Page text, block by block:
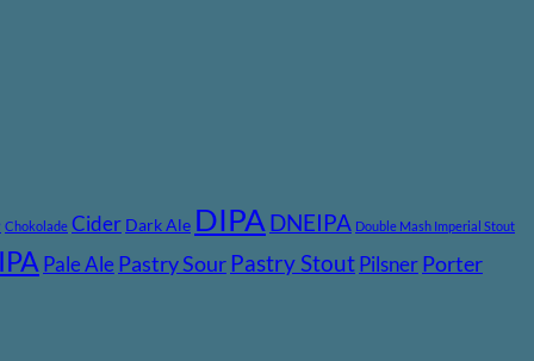
Chokolade Cider Dark Ale DIPA DNEIPA Double Mash Imperial Stout
Pale Ale Pastry Sour Pastry Stout Pilsner Porter